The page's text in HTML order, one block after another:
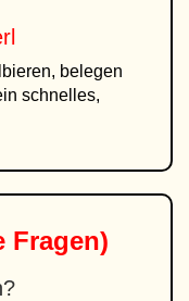
belegen
schnelles,
Fragen)